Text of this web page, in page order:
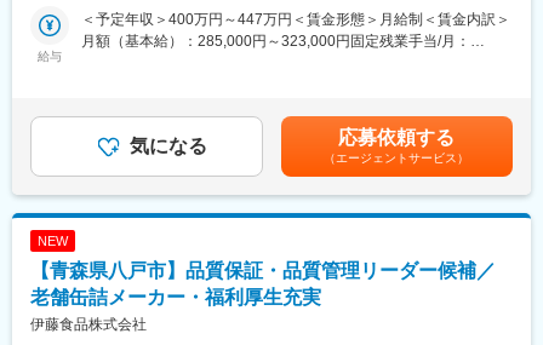
ト・原価・収支管理、商品開発など、幅広い業務を担当いただき
ます。将来的には取引先との商談や新商品の開発にも携わり、工
場の中心的役割を担っていただきます。
・調理製造作業
※入社後まずは製造作業をご経験いただき、当社業務に慣れていた
だきます。
・商品レシピの作成、コスト計算および原価・収支管理
・工場内の作業工程全般の改善・安全管理
・仕事に慣れ次第、既存商品の改良や新商品開発、真空調理など
新技術導入
給与
＜予定年収＞400万円～447万円＜賃金形態＞月給制＜賃金内訳＞
月額（基本給）：285,000円～323,000円固定残業手当/月：
はあくまでも目安の金額であり、選考を通じて上下する可能性が
あります。賃金はあくまでも目安の金額であり、選考を通じて上
下する可能性があります。月給(月額)は固定手当を含めた表記で
す。
気になる 応募依頼する
（エージェントサービス）
NEW
【青森県八戸市】品質保証・品質管理リーダー候補／
老舗缶詰メーカー・福利厚生充実
伊藤食品株式会社